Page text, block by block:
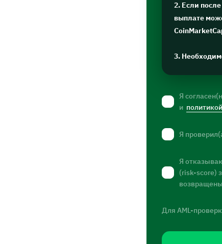
2. Если
выплате
3.
Я
и
Я
Я
(risk-score)
Для AML-